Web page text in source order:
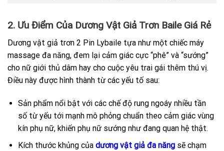
2. Ưu Điểm Của Dương Vật Giả Trơn Baile Giá Rẻ
Dương vật giả trơn 2 Pin Lybaile tựa như một chiếc máy
massage đa năng, đem lại cảm giác cực “phê” và “sướng”
cho nữ giới thủ dâm hay cho cuộc yêu trai gái thêm thú vị.
Điều này được hình thành từ các yếu tố sau:
Sản phẩm nổi bật với các chế độ rung ngoáy nhiều tần
số từ yếu tới mạnh mô phỏng chuẩn theo cảm giác vùng
kín phụ nữ, khiến phụ nữ sướng như đang quan hệ thật.
Kích thước khủng củadương vật giả đa năngsẽ chạm